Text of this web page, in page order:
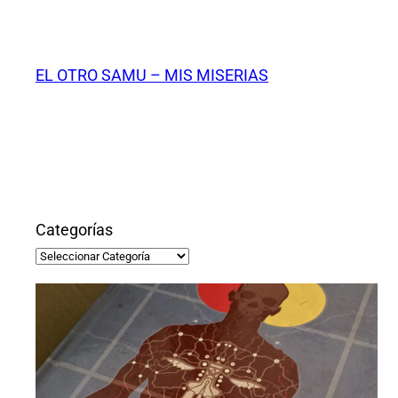
contenido
EL OTRO SAMU – MIS MISERIAS
Categorías